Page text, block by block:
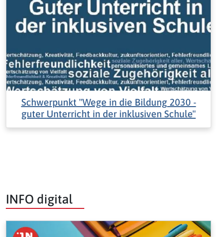
Schwerpunkt "Wege in die Bildung 2030 -
guter Unterricht in der inklusiven Schule"
INFO digital